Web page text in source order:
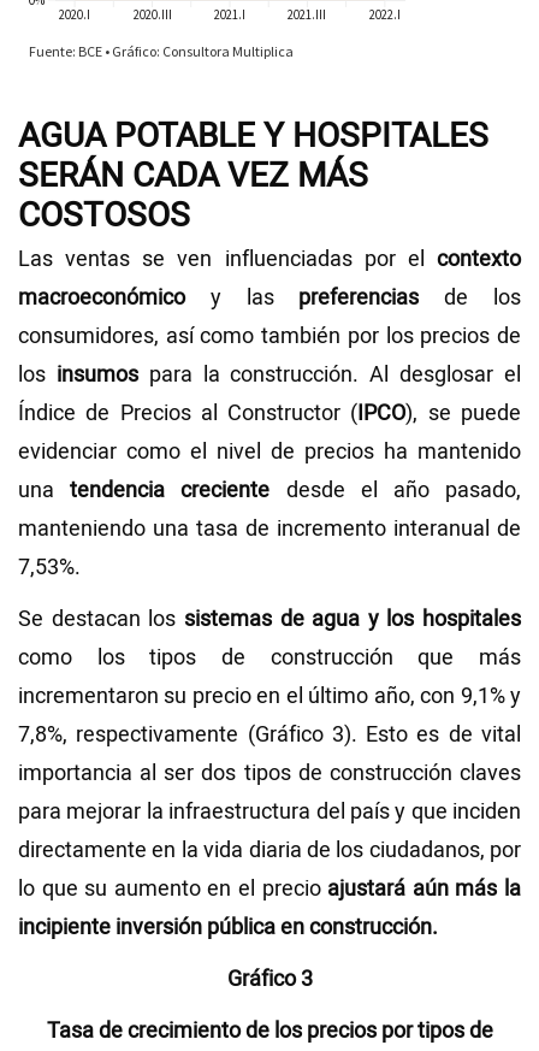
AGUA POTABLE Y HOSPITALES
SERÁN CADA VEZ MÁS
COSTOSOS
Las ventas se ven influenciadas por el contexto
macroeconómico y las preferenciasde los
consumidores, así como también por los precios de
los insumos para la construcción. Al desglosar el
Índice de Precios al Constructor (IPCO), se puede
evidenciar como el nivel de precios ha mantenido
unatendencia creciente desde el año pasado,
manteniendo una tasa de incremento interanual de
7,53%.
Se destacan los sistemas de agua y los hospitales
como los tipos de construcción que más
incrementaron su precio en el último año, con 9,1% y
7,8%, respectivamente (Gráfico 3). Esto es de vital
importancia al ser dos tipos de construcción claves
para mejorar la infraestructura del país y que inciden
directamente en la vida diaria de los ciudadanos, por
lo que su aumento en el precio ajustará aún más la
incipiente inversión pública en construcción.
Gráfico 3
Tasa de crecimiento de los precios por tipos de